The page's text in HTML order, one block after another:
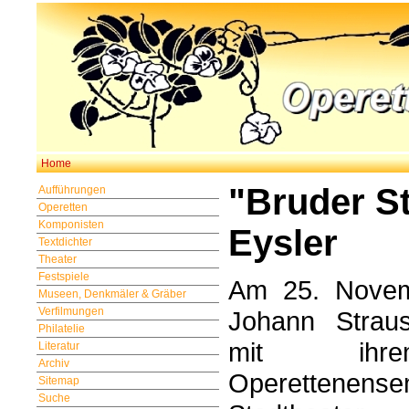
Home
Aufführungen
Operetten
Komponisten
Textdichter
Theater
Festspiele
Museen, Denkmäler & Gräber
Verfilmungen
Philatelie
Literatur
Archiv
Sitemap
Suche
"Bruder
Eysler
Am 25.
Johann
mit